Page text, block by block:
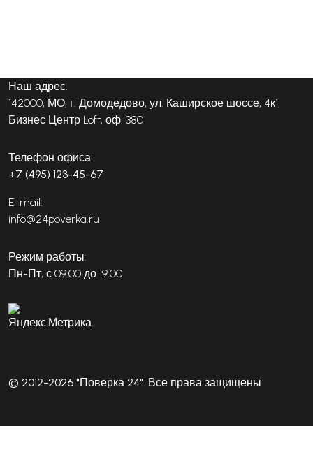
Наш адрес:
142000, МО, г. Домодедово, ул. Каширское шоссе, 4к1,
Бизнес Центр Loft, оф. 380
Телефон офиса:
+7 (495) 123-45-67
E-mail:
info@24poverka.ru
Режим работы:
Пн-Пт, с 09:00 до 19:00
© 2012-2026 "Поверка 24". Все права защищены